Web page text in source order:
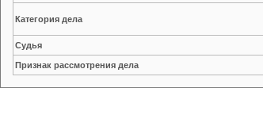
Категория дела
Судья
Признак рассмотрения дела